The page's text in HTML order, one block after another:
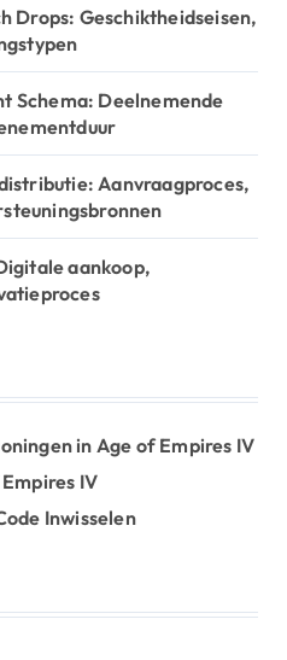
Drops: Geschiktheidseisen,
Schema: Deelnemende
Aanvraagproces,
aankoop,
in Age of Empires IV
IV
Inwisselen